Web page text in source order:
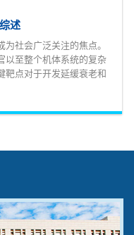
述
社会广泛关注的焦点。
以至整个机体系统的复杂
靶点对于开发延缓衰老和